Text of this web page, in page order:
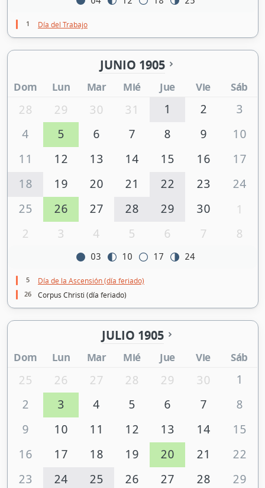
1 Día del Trabajo
JUNIO 1905
Dom Lun Mar Mié Jue Vie Sáb
28 29 30 31 1 2
3
4
5 6 7 8 9
10
11
12 13 14 15 16
17
18
19 20 21 22 23
24
25
26 27 28 29 30
1
2
3 4 5 6 7 8
03 10 17 24
5 Día de la Ascensión (día feriado)
26 Corpus Christi (día feriado)
JULIO 1905
Dom Lun Mar Mié Jue Vie Sáb
25 26 27 28 29 30
1
2
3 4 5 6 7
8
9
10 11 12 13 14
15
16
17 18 19 20 21
22
23
24 25 26 27 28
29